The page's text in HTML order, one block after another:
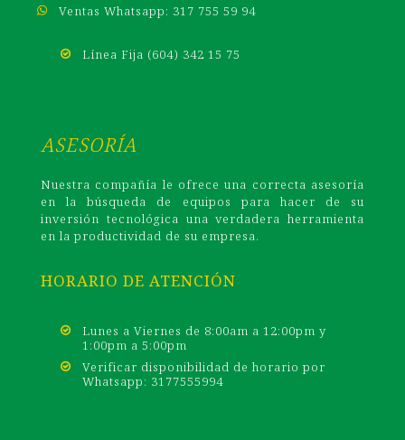
Ventas Whatsapp: 317 755 59 94
Línea Fija (604) 342 15 75
ASESORÍA
Nuestra compañía le ofrece una correcta asesoría
en la búsqueda de equipos para hacer de su
inversión tecnológica una verdadera herramienta
en la productividad de su empresa.
HORARIO DE ATENCIÓN
Lunes a Viernes de 8:00am a 12:00pm y
1:00pm a 5:00pm
Verificar disponibilidad de horario por
Whatsapp: 3177555994